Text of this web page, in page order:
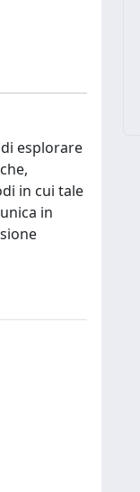
esplorare
in cui tale
in